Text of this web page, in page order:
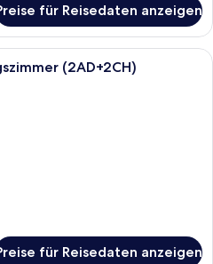
für Reisedaten anzeigen
Ein Hotelzimmer mit zwei Betten,
(2AD+2CH)
für Reisedaten anzeigen